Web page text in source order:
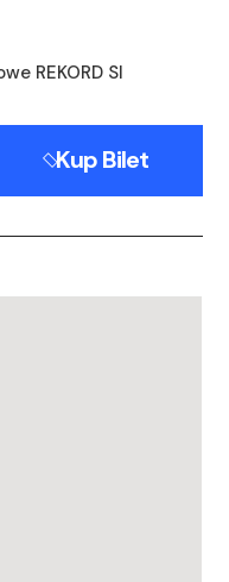
REKORD SI
Kup Bilet